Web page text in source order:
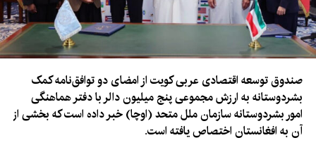
صندوق توسعه اقتصادی عربی کویت از امضای دو توافق‌نامه کمک
بشردوستانه به ارزش مجموعی پنج میلیون دالر با دفتر هماهنگی
امور بشردوستانه سازمان ملل متحد (اوچا) خبر داده است که بخشی از
آن به افغانستان اختصاص یافته است.